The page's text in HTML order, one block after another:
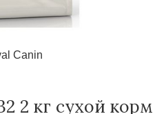
Canin
2 кг сухой корм